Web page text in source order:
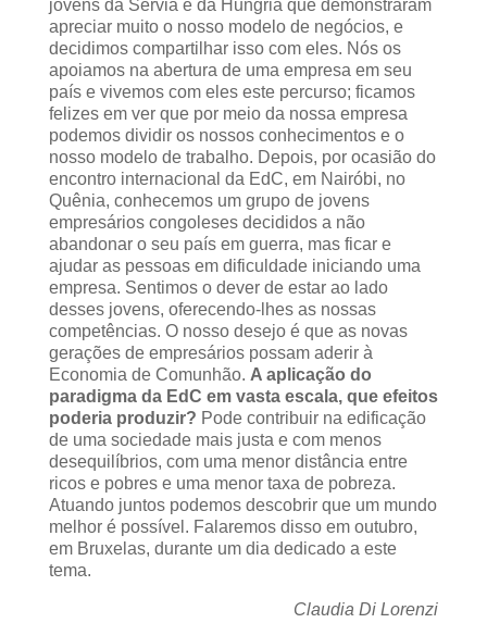
jovens da Sérvia e da Hungria que demonstraram
apreciar muito o nosso modelo de negócios, e
decidimos compartilhar isso com eles. Nós os
apoiamos na abertura de uma empresa em seu
país e vivemos com eles este percurso; ficamos
felizes em ver que por meio da nossa empresa
podemos dividir os nossos conhecimentos e o
nosso modelo de trabalho. Depois, por ocasião do
encontro internacional da EdC, em Nairóbi, no
Quênia, conhecemos um grupo de jovens
empresários congoleses decididos a não
abandonar o seu país em guerra, mas ficar e
ajudar as pessoas em dificuldade iniciando uma
empresa. Sentimos o dever de estar ao lado
desses jovens, oferecendo-lhes as nossas
competências. O nosso desejo é que as novas
gerações de empresários possam aderir à
Economia de Comunhão. A aplicação do
paradigma da EdC em vasta escala, que efeitos
poderia produzir? Pode contribuir na edificação
de uma sociedade mais justa e com menos
desequilíbrios, com uma menor distância entre
ricos e pobres e uma menor taxa de pobreza.
Atuando juntos podemos descobrir que um mundo
melhor é possível. Falaremos disso em outubro,
em Bruxelas, durante um dia dedicado a este
tema.
Claudia Di Lorenzi